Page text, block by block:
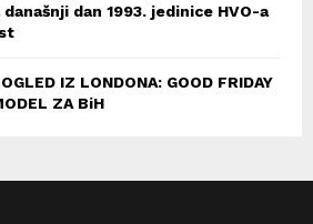
današnji dan 1993. jedinice HVO-a
IZ LONDONA: GOOD FRIDAY
ZA BiH